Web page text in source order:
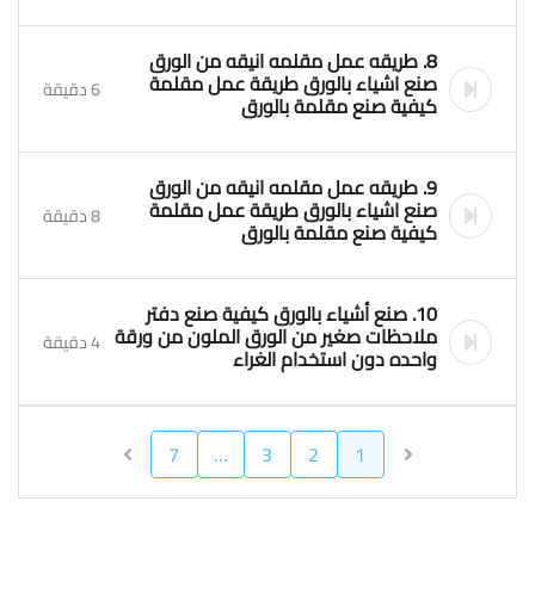
8. طريقه عمل مقلمه انيقه من الورق
صنع اشياء بالورق طريقة عمل مقلمة
كيفية صنع مقلمة بالورق 6 دقيقة
9. طريقه عمل مقلمه انيقه من الورق
صنع اشياء بالورق طريقة عمل مقلمة
كيفية صنع مقلمة بالورق 8 دقيقة
10. صنع أشياء بالورق كيفية صنع دفتر
ملاحظات صغير من الورق الملون من ورقة
واحده دون استخدام الغراء 4 دقيقة
1
2
3
…
7